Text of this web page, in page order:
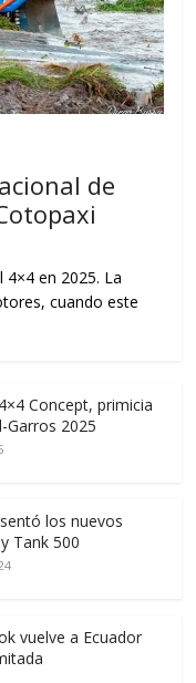
de
en 2025. La
cuando este
Concept, primicia
Garros 2025
los nuevos
Tank 500
vuelve a Ecuador